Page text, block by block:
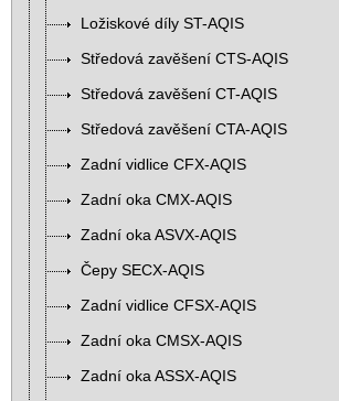
Ložiskové díly ST-AQIS
Středová zavěšení CTS-AQIS
Středová zavěšení CT-AQIS
Středová zavěšení CTA-AQIS
Zadní vidlice CFX-AQIS
Zadní oka CMX-AQIS
Zadní oka ASVX-AQIS
Čepy SECX-AQIS
Zadní vidlice CFSX-AQIS
Zadní oka CMSX-AQIS
Zadní oka ASSX-AQIS